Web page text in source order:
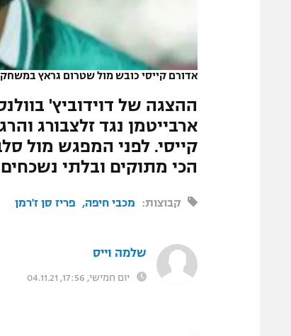
אדורם קייסי כובש מול שטרום גראץ
ההצגה של דוידוביץ'
ארבייטמן נגד זלצבורג
הכי מתוקים ובלתי
קבוצות: מכבי חיפה פריז סן ז'רמן
שלמה וייס
יום חמישי, 17:56, 04.11.21